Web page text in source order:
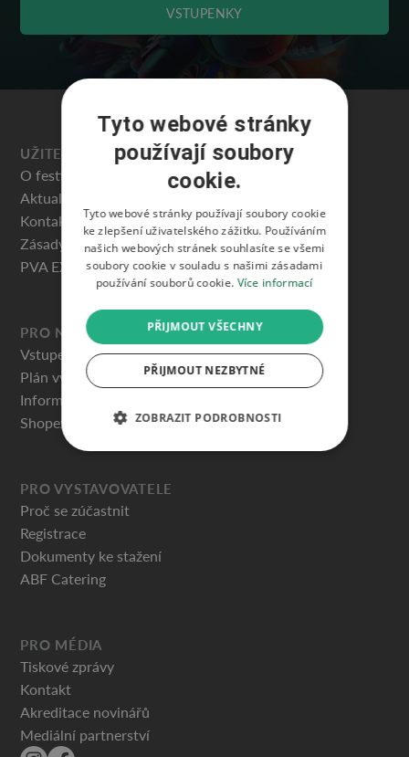
VSTUPENKY
UŽITEČNÉ
O festivalu
Aktuality
Kontakty
Zásady ochrany osobních údajů
PVA EXPO PRAHA
PRO NÁVŠTĚVNÍKY
Vstupenky
Plán výstaviště
Informace pro návštěvníky
Shopex.cz
PRO VYSTAVOVATELE
Proč se zúčastnit
Registrace
Dokumenty ke stažení
ABF Catering
PRO MÉDIA
Tiskové zprávy
Kontakt
Akreditace novinářů
Mediální partnerství
Tyto webové stránky
používají soubory
cookie.
Tyto webové stránky používají soubory cookie
ke zlepšení uživatelského zážitku. Používáním
našich webových stránek souhlasíte se všemi
soubory cookie v souladu s našimi zásadami
používání souborů cookie. Více informací
PŘIJMOUT VŠECHNY
PŘIJMOUT NEZBYTNÉ
ZOBRAZIT PODROBNOSTI